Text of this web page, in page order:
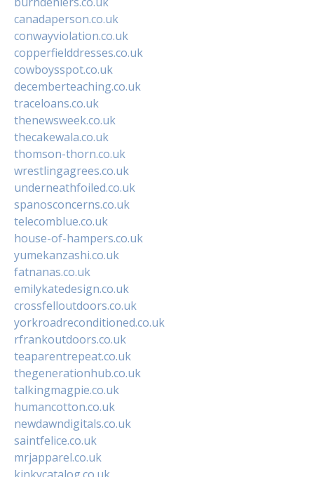
canadaperson.co.uk
conwayviolation.co.uk
copperfielddresses.co.uk
cowboysspot.co.uk
decemberteaching.co.uk
traceloans.co.uk
thenewsweek.co.uk
thecakewala.co.uk
thomson-thorn.co.uk
wrestlingagrees.co.uk
underneathfoiled.co.uk
spanosconcerns.co.uk
telecomblue.co.uk
house-of-hampers.co.uk
yumekanzashi.co.uk
fatnanas.co.uk
emilykatedesign.co.uk
crossfelloutdoors.co.uk
yorkroadreconditioned.co.uk
rfrankoutdoors.co.uk
teaparentrepeat.co.uk
thegenerationhub.co.uk
talkingmagpie.co.uk
humancotton.co.uk
newdawndigitals.co.uk
saintfelice.co.uk
mrjapparel.co.uk
kinkycatalog.co.uk